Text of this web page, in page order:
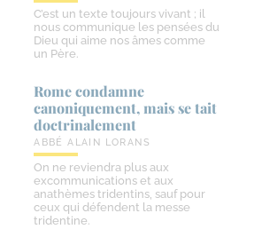
C’est un texte toujours vivant ; il
nous communique les pensées du
Dieu qui aime nos âmes comme
un Père.
Rome condamne
canoniquement, mais se tait
doctrinalement
ABBÉ ALAIN LORANS
On ne reviendra plus aux
excommunications et aux
anathèmes tridentins, sauf pour
ceux qui défendent la messe
tridentine.